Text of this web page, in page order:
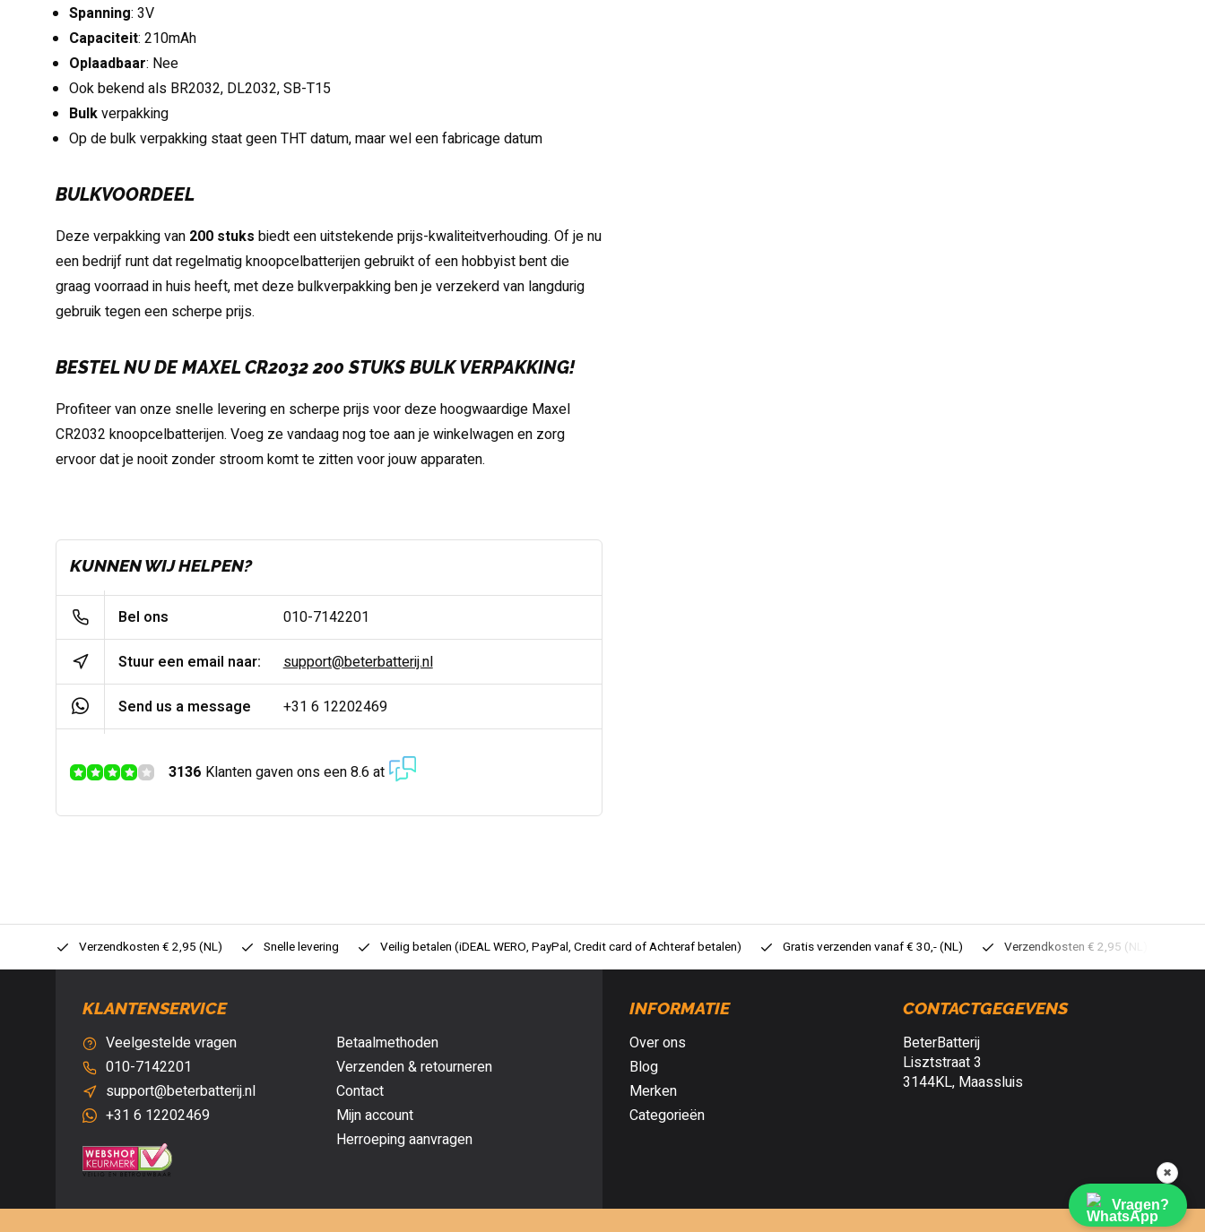
Spanning: 3V
Capaciteit: 210mAh
Oplaadbaar: Nee
Ook bekend als BR2032, DL2032, SB-T15
Bulkverpakking
Op de bulk verpakking staat geen THT datum, maar wel een fabricage datum
BULKVOORDEEL
Deze verpakking van 200 stuks biedt een uitstekende prijs-kwaliteitverhouding. Of je nu
een bedrijf runt dat regelmatig knoopcelbatterijen gebruikt of een hobbyist bent die
graag voorraad in huis heeft, met deze bulkverpakking ben je verzekerd van langdurig
gebruik tegen een scherpe prijs.
BESTEL NU DE MAXEL CR2032 200 STUKS BULK VERPAKKING!
Profiteer van onze snelle levering en scherpe prijs voor deze hoogwaardige Maxel
CR2032 knoopcelbatterijen. Voeg ze vandaag nog toe aan je winkelwagen en zorg
ervoor dat je nooit zonder stroom komt te zitten voor jouw apparaten.
KUNNEN WIJ HELPEN?
Bel ons 010-7142201
Stuur een email naar: support@beterbatterij.nl
Send us a message +31 6 12202469
3136 Klanten gaven ons een 8.6 at
Verzendkosten € 2,95 (NL) Snelle levering Veilig betalen (iDEAL WERO, PayPal, Credit card of Achteraf betalen) Gratis verzenden vanaf € 30,- (NL) Verzendkosten € 2,95 (NL)
KLANTENSERVICE
Veelgestelde vragen
010-7142201
support@beterbatterij.nl
+31 6 12202469
Betaalmethoden
Verzenden & retourneren
Contact
Mijn account
Herroeping aanvragen
INFORMATIE
Over ons
Blog
Merken
Categorieën
CONTACTGEGEVENS
BeterBatterij
Lisztstraat 3
3144KL, Maassluis
✖
Vragen?